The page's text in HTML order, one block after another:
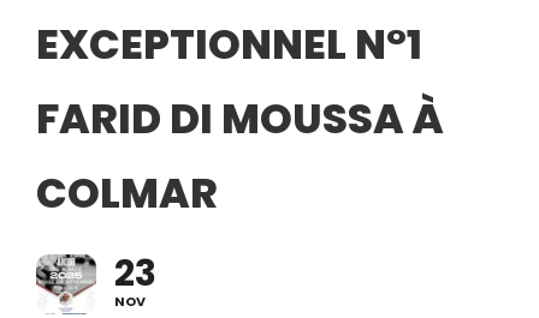
EXCEPTIONNEL N°1
FARID DI MOUSSA À
COLMAR
23
NOV